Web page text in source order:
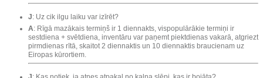
J: Uz cik ilgu laiku var izīrēt?
A: Rīgā mazākais termiņš ir 1 diennakts, vispopulārākie termiņi ir
sestdiena + svētdiena, inventāru var paņemt piektdienas vakarā, atgriezt
pirmdienas rītā, skaitot 2 diennaktis un 10 diennaktis braucienam uz
Eiropas kūrortiem.